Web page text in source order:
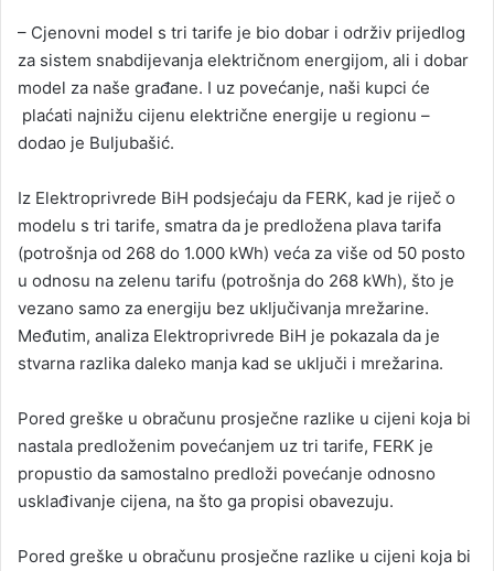
– Cjenovni model s tri tarife je bio dobar i održiv prijedlog
za sistem snabdijevanja električnom energijom, ali i dobar
model za naše građane. I uz povećanje, naši kupci će
plaćati najnižu cijenu električne energije u regionu –
dodao je Buljubašić.
Iz Elektroprivrede BiH podsjećaju da FERK, kad je riječ o
modelu s tri tarife, smatra da je predložena plava tarifa
(potrošnja od 268 do 1.000 kWh) veća za više od 50 posto
u odnosu na zelenu tarifu (potrošnja do 268 kWh), što je
vezano samo za energiju bez uključivanja mrežarine.
Međutim, analiza Elektroprivrede BiH je pokazala da je
stvarna razlika daleko manja kad se uključi i mrežarina.
Pored greške u obračunu prosječne razlike u cijeni koja bi
nastala predloženim povećanjem uz tri tarife, FERK je
propustio da samostalno predloži povećanje odnosno
usklađivanje cijena, na što ga propisi obavezuju.
Pored greške u obračunu prosječne razlike u cijeni koja bi